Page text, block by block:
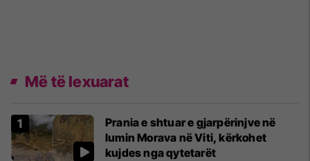
Më të lexuarat
Prania e shtuar e gjarpërinjve në
lumin Morava në Viti, kërkohet
kujdes nga qytetarët